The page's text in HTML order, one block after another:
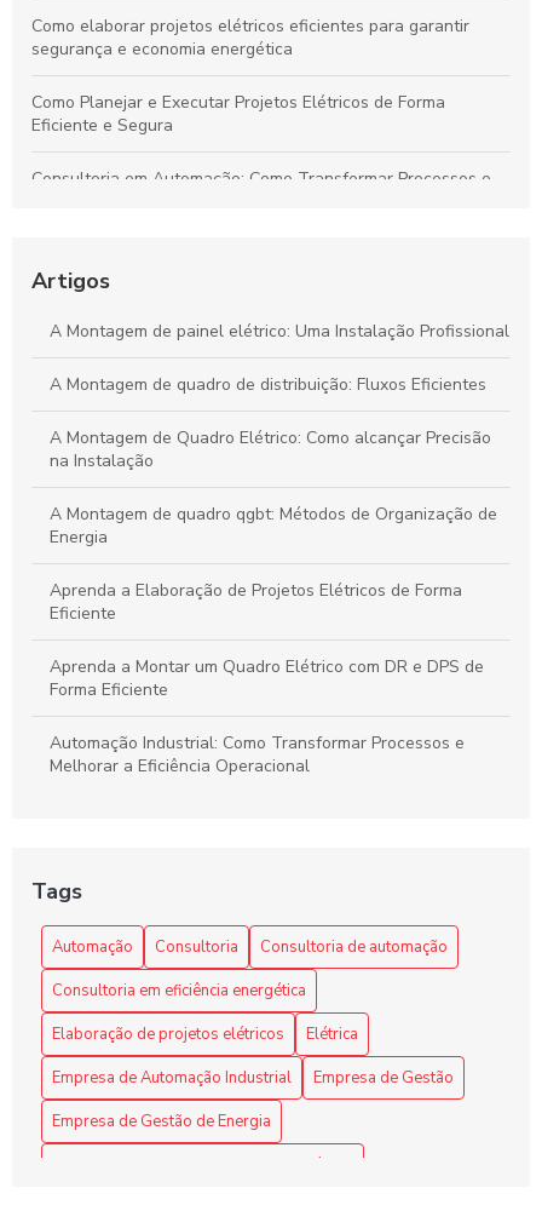
Como elaborar projetos elétricos eficientes para garantir
segurança e economia energética
Como Planejar e Executar Projetos Elétricos de Forma
Eficiente e Segura
Consultoria em Automação: Como Transformar Processos e
na Sua Indústria
Transforme Seu Negócio e Maximize a Eficiência com
Consultoria em Automação
Guia Definitivo para Criar Projetos Elétricos Sustentáveis e de
Alta Eficiência
Artigos
A Montagem de painel elétrico: Uma Instalação Profissional
A Montagem de quadro de distribuição: Fluxos Eficientes
A Montagem de Quadro Elétrico: Como alcançar Precisão
na Instalação
A Montagem de quadro qgbt: Métodos de Organização de
Energia
Aprenda a Elaboração de Projetos Elétricos de Forma
Eficiente
Aprenda a Montar um Quadro Elétrico com DR e DPS de
Forma Eficiente
Automação Industrial: Como Transformar Processos e
Melhorar a Eficiência Operacional
Benefícios da automação industrial para otimizar processos
Como a Consultoria de Automação Pode Revolucionar Seu
Negócio
Como a Programação de Máquinas Industriais Revoluciona
a Produção
Como a Programação de Máquinas Industriais Revoluciona
a Produtividade
Tags
Automação Consultoria
Consultoria de automação
Consultoria em eficiência energética
Elaboração de projetos elétricos
Elétrica
Empresa de Automação Industrial
Empresa de Gestão
Empresa de Gestão de Energia
Empresa de Montagem de Quadro Elétrico